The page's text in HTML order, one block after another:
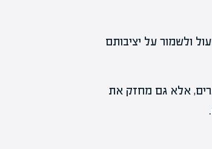
ולשמור על יציבותם
אלא גם מחזק את